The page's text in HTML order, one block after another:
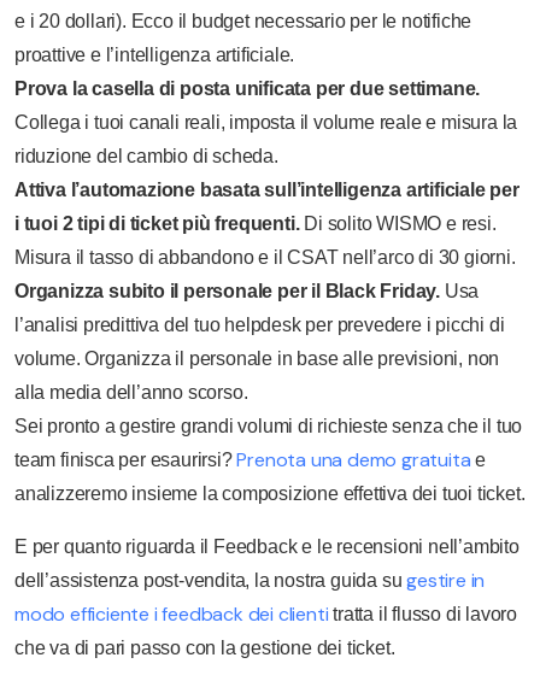
e i 20 dollari). Ecco il budget necessario per le notifiche
proattive e l’intelligenza artificiale.
Prova la casella di posta unificata per due settimane.
Collega i tuoi canali reali, imposta il volume reale e misura la
riduzione del cambio di scheda.
Attiva l’automazione basata sull’intelligenza artificiale per
i tuoi 2 tipi di ticket più frequenti. Di solito WISMO e resi.
Misura il tasso di abbandono e il CSAT nell’arco di 30 giorni.
Organizza subito il personale per il Black Friday. Usa
l’analisi predittiva del tuo helpdesk per prevedere i picchi di
volume. Organizza il personale in base alle previsioni, non
alla media dell’anno scorso.
Sei pronto a gestire grandi volumi di richieste senza che il tuo
team finisca per esaurirsi? Prenota una demo gratuita e
analizzeremo insieme la composizione effettiva dei tuoi ticket.
E per quanto riguarda il Feedback e le recensioni nell’ambito
dell’assistenza post-vendita, la nostra guida sugestire in
modo efficiente i feedback dei clienti tratta il flusso di lavoro
che va di pari passo con la gestione dei ticket.